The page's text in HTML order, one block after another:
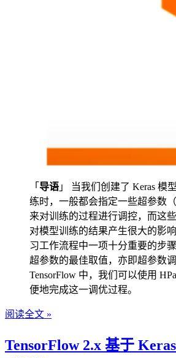
「 导语 」 当我们创建了 Keras 模
练时，一般都会指定一些超参数
来对训练的过程进行调控，而这
对模型训练的结果产生很大的影
习工作流程中一项十分重要的步
超参数的最佳取值，亦即超参数
TensorFlow 中，我们可以使用
便地完成这一调优过程。
阅读全文 »
TensorFlow 2.x 基于